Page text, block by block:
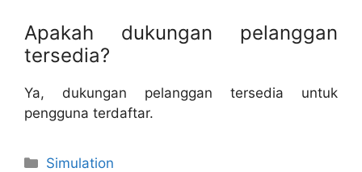
Apakah dukungan pelanggan
tersedia?
Ya, dukungan pelanggan tersedia untuk
pengguna terdaftar.
Categories
Simulation